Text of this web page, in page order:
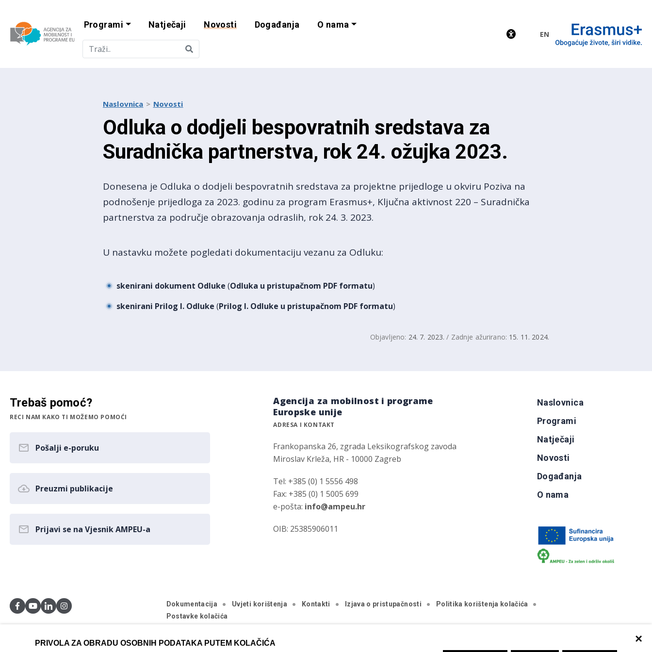
×
PRIVOLA ZA OBRADU OSOBNIH PODATAKA PUTEM KOLAČIĆA
Agencija za mobilnost i programe EU
Programi Natječaji Novosti Događanja O nama
EN
Naslovnica Novosti
Odluka o dodjeli bespovratnih sredstava za
Suradnička partnerstva, rok 24. ožujka 2023.
Donesena je Odluka o dodjeli bespovratnih sredstava za projektne prijedloge u okviru Poziva na
podnošenje prijedloga za 2023. godinu za program Erasmus+, Ključna aktivnost 220 – Suradnička
partnerstva za područje obrazovanja odraslih, rok 24. 3. 2023.
U nastavku možete pogledati dokumentaciju vezanu za Odluku:
skenirani dokument Odluke (Odluka u pristupačnom PDF formatu)
skenirani Prilog I. Odluke (Prilog I. Odluke u pristupačnom PDF formatu)
Objavljeno: 24. 7. 2023. / Zadnje ažurirano: 15. 11. 2024.
Trebaš pomoć?
RECI NAM KAKO TI MOŽEMO POMOĆI
Pošalji e-poruku
Preuzmi publikacije
Prijavi se na Vjesnik AMPEU-a
Agencija za mobilnost i programe
Europske unije
ADRESA I KONTAKT
Frankopanska 26, zgrada Leksikografskog zavoda
Miroslav Krleža, HR - 10000 Zagreb
Tel: +385 (0) 1 5556 498
Fax: +385 (0) 1 5005 699
e-pošta: info@ampeu.hr
OIB: 25385906011
Naslovnica
Programi
Natječaji
Novosti
Događanja
O nama
Dokumentacija Uvjeti korištenja Kontakti Izjava o pristupačnosti
Politika korištenja kolačića
Postavke kolačića